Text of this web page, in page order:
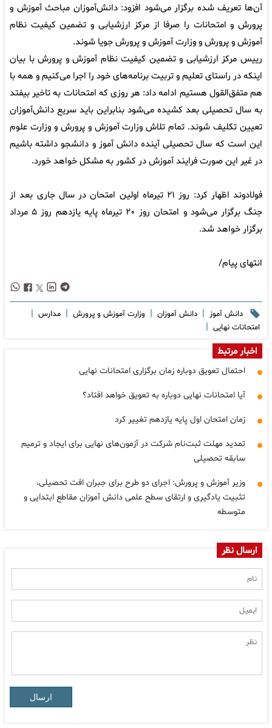
آن‌ها تعریف شده برگزار می‌شود افزود: دانش‌آموزان مباحث آموزش و
پرورش و امتحانات را صرفا از مرکز ارزشیابی و تضمین کیفیت نظام
آموزش و پرورش و وزارت آموزش و پرورش جویا شوند.
رییس مرکز ارزشیابی و تضمین کیفیت نظام آموزش و پرورش با بیان
اینکه در راستای تعلیم و تربیت برنامه‌های خود را اجرا می‌کنیم و همه با
هم متفق‌القول هستیم ادامه داد: هر روزی که امتحانات به تاخیر بیفتد
به سال تحصیلی بعد کشیده می‌شود بنابراین باید سریع دانش‌آموزان
تعیین تکلیف شوند. تمام تلاش وزارت آموزش و پرورش و وزارت علوم
این است که سال تحصیلی آینده دانش آموز و دانشجو داشته باشیم
در غیر این صورت فرایند آموزش در کشور به مشکل خواهد خورد.
فولادوند اظهار کرد: روز ۲۱ تیرماه اولین امتحان در سال جاری بعد از
جنگ برگزار می‌شود و امتحان روز ۲۰ تیرماه پایه یازدهم روز ۵ مرداد
برگزار خواهد شد.
انتهای پیام/
دانش آموز | دانش آموزان | وزارت آموزش و پرورش | مدارس |
امتحانات نهایی |
اخبار مرتبط
احتمال تعویق دوباره زمان برگزاری امتحانات نهایی
آیا امتحانات نهایی دوباره به تعویق خواهد افتاد؟
زمان امتحان اول پایه یازدهم تغییر کرد
تمدید مهلت ثبت‌نام شرکت در آزمون‌های نهایی برای ایجاد و ترمیم
سابقه تحصیلی
وزیر آموزش و پرورش: اجرای دو طرح برای جبران افت تحصیلی،
تثبیت یادگیری و ارتقای سطح علمی دانش آموزان مقاطع ابتدایی و
متوسطه
ارسال نظر
ارسال